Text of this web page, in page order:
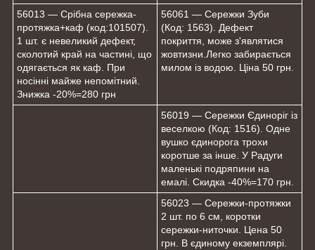
56013 — Срібна сережка-
протяжка+каф (код:101507).
1 шт. є невеликий дефект,
сколотий край на частині, що
одягається як каф. При
носінні майже непомітний.
Знижка -20%=280 грн
56061 — Сережки Зуби
(Код: 1563). Дефект
покриття, може з'являтися
жовтизни.Легко забирається
милом із водою. Ціна 50 грн.
56019 — Сережки Єдиноріг із
веселкою (Код: 1516). Одне
вушко єдинорога трохи
коротше за інше. У Радуги
маленькі подряпини на
емалі. Скидка -40%=170 грн.
56023 — Сережки-протяжки
2 шт. по 6 см, коротки
сережки-ниточки. Цена 50
грн. В єдиному екземплярі.